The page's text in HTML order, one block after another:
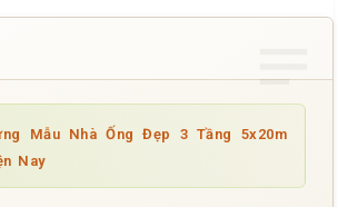
Mẫu Nhà Ống Đẹp 3 Tầng 5x20m
Nay